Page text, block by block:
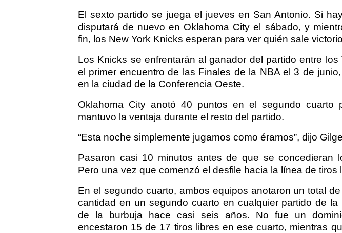
El sexto partido se juega el jueves en San Antonio. Si
disputará de nuevo en Oklahoma City el sábado, y
fin, los New York Knicks esperan para ver quién sale
Los Knicks se enfrentarán al ganador del partido entre
el primer encuentro de las Finales de la NBA el 3 de
en la ciudad de la Conferencia Oeste.
Oklahoma City anotó 40 puntos en el segundo cuarto
mantuvo la ventaja durante el resto del partido.
“Esta noche simplemente jugamos como éramos”, dijo
Pasaron casi 10 minutos antes de que se concedieran
Pero una vez que comenzó el desfile hacia la línea de tiros
En el segundo cuarto, ambos equipos anotaron un total
cantidad en un segundo cuarto en cualquier partido de la
de la burbuja hace casi seis años. No fue un
encestaron 15 de 17 tiros libres en ese cuarto, mientras